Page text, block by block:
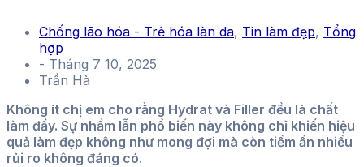
Chống lão hóa - Trẻ hóa làn da, Tin làm đẹp, Tổng
hợp
- Tháng 7 10, 2025
Trần Hà
Không ít chị em cho rằng Hydrat và Filler đều là chất
làm đầy. Sự nhầm lẫn phổ biến này không chỉ khiến hiệu
quả làm đẹp không như mong đợi mà còn tiềm ẩn nhiều
rủi ro không đáng có.